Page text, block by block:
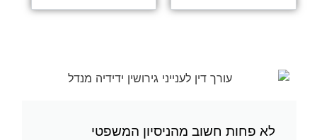
לא פחות חשוב מהניסיון המשפטי